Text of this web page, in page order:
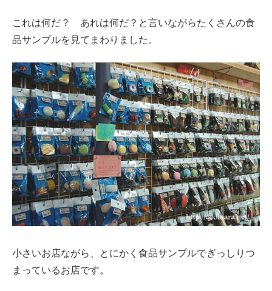
これは何だ？ あれは何だ？と言いながらたくさんの食
品サンプルを見てまわりました。
小さいお店ながら、とにかく食品サンプルでぎっしりつ
まっているお店です。